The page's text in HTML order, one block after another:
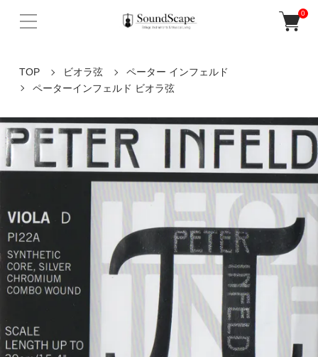
0
TOP ビオラ弦
ペーター インフェルド
ペーターインフェルド ビオラ弦